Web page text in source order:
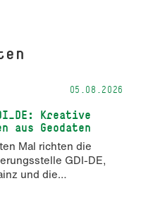
05.08.2026
Kreative
aus Geodaten
Mal richten die
GDI-DE,
und die